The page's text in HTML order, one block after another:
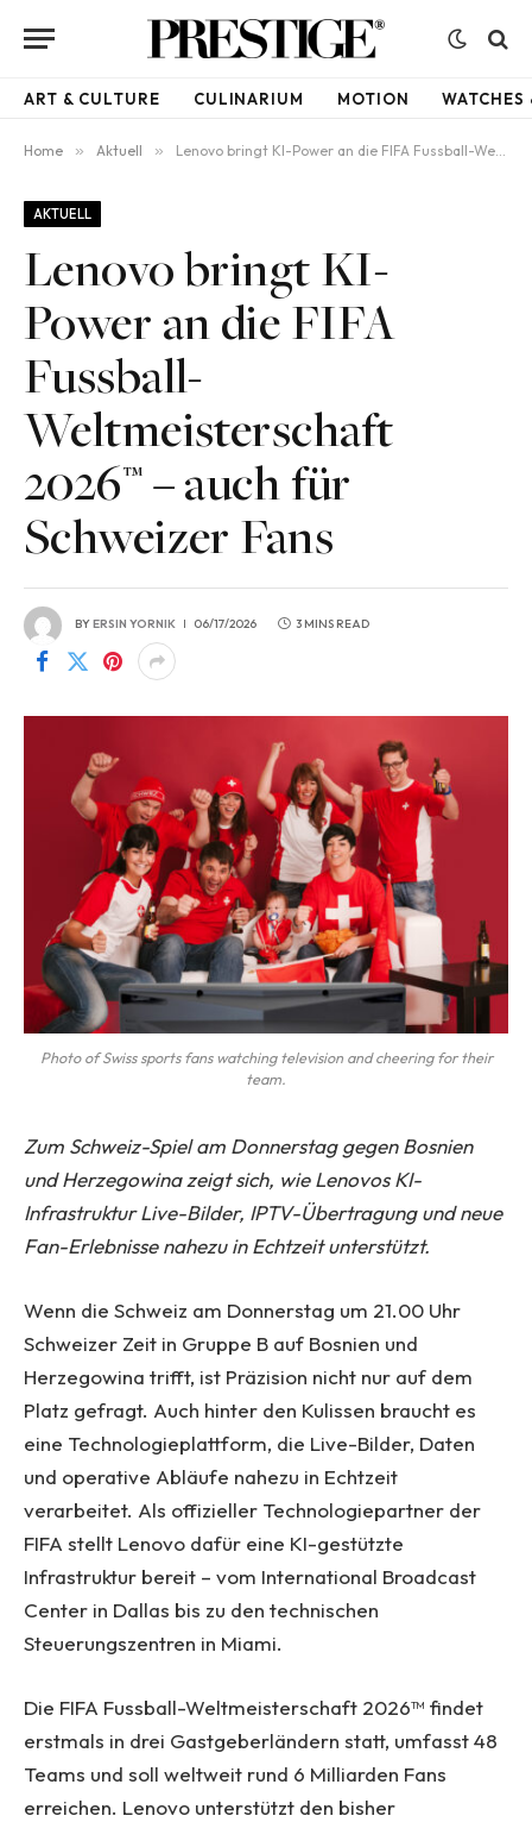
ART & CULTURE CULINARIUM MOTION WATCHES
Home » Aktuell » Lenovo bringt KI-Power an die FIFA Fussball-Weltmeisterschaft 2026™ – auch für Schweizer Fans
AKTUELL
Lenovo bringt KI-
Power an die FIFA
Fussball-
Weltmeisterschaft
2026™ – auch für
Schweizer Fans
BYERSIN YORNIK 06/17/2026 3 MINS READ
Photo of Swiss sports fans watching television and cheering for their
team.
Zum Schweiz-Spiel am Donnerstag gegen Bosnien
und Herzegowina zeigt sich, wie Lenovos KI-
Infrastruktur Live-Bilder, IPTV-Übertragung und neue
Fan-Erlebnisse nahezu in Echtzeit unterstützt.
Wenn die Schweiz am Donnerstag um 21.00 Uhr
Schweizer Zeit in Gruppe B auf Bosnien und
Herzegowina trifft, ist Präzision nicht nur auf dem
Platz gefragt. Auch hinter den Kulissen braucht es
eine Technologieplattform, die Live-Bilder, Daten
und operative Abläufe nahezu in Echtzeit
verarbeitet. Als offizieller Technologiepartner der
FIFA stellt Lenovo dafür eine KI-gestützte
Infrastruktur bereit – vom International Broadcast
Center in Dallas bis zu den technischen
Steuerungszentren in Miami.
Die FIFA Fussball-Weltmeisterschaft 2026™ findet
erstmals in drei Gastgeberländern statt, umfasst 48
Teams und soll weltweit rund 6 Milliarden Fans
erreichen. Lenovo unterstützt den bisher